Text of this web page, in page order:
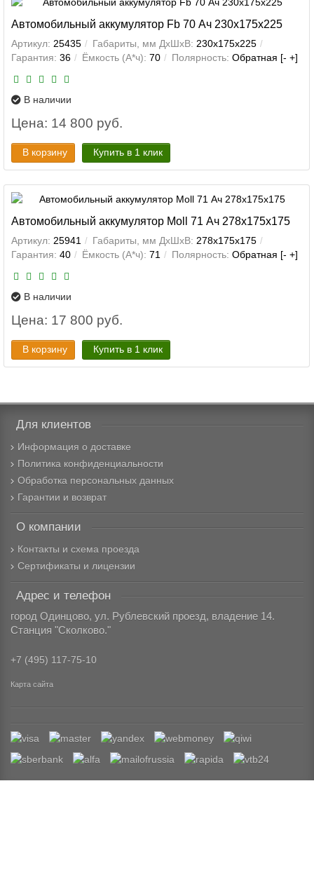
Автомобильный аккумулятор Fb 70 Ач 230x175x225
Артикул: 25435 Габариты, мм ДхШхВ: 230x175x225
Гарантия: 36 Ёмкость (А*ч): 70 Полярность: Обратная [- +]
В наличии
Цена: 14 800 руб.
В корзину Купить в 1 клик
Автомобильный аккумулятор Moll 71 Ач 278x175x175
Артикул: 25941 Габариты, мм ДхШхВ: 278x175x175
Гарантия: 40 Ёмкость (А*ч): 71 Полярность: Обратная [- +]
В наличии
Цена: 17 800 руб.
В корзину Купить в 1 клик
Для клиентов
Информация о доставке
Политика конфиденциальности
Обработка персональных данных
Гарантии и возврат
О компании
Контакты и схема проезда
Сертификаты и лицензии
Адрес и телефон
город Одинцово, ул. Рублевский проезд, владение 14.
Станция "Сколково."
+7 (495) 117-75-10
Карта сайта